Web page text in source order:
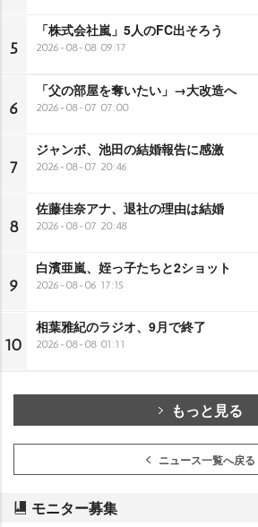
5
「株式会社嵐」5人のFC出そろう
2026-08-08 09:17
6
「父の部屋を奪いたい」→大改造へ
2026-08-07 07:00
7
ジャンボ、池田の結婚報告に感激
2026-08-07 20:46
8
佐藤佳奈アナ、退社の理由は結婚
2026-08-07 20:48
9
白濱亜嵐、姪っ子たちと2ショット
2026-08-06 17:15
10
相葉雅紀のラジオ、9月で終了
2026-08-08 01:11
もっと見る
ニュース一覧へ戻る
モニター募集